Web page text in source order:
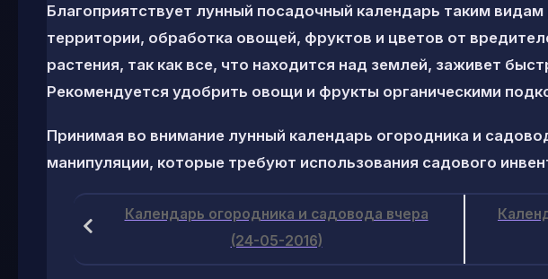
Благоприятствует лунный посадочный календарь таким
территории, обработка овощей, фруктов и цветов от
растения, так как все, что находится над землей, заживет
Рекомендуется удобрить овощи и фрукты органическими
Принимая во внимание лунный календарь огородника и
манипуляции, которые требуют использования садового
Календарь огородника и садовода вчера
(24-05-2016)